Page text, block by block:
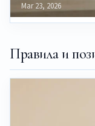
Mar 23, 2026
Правила и